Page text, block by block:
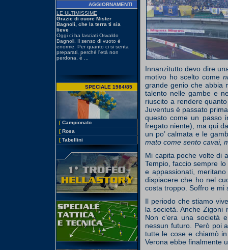
AGGIORNAMENTI
SPECIALE 1984/85
[ Campionato
[ Rosa
[ Tabellini
Innanzitutto devo dire
motivo ho scelto come
grande genio che abbia
talento nelle gambe e
riuscito a rendere
Juventus è passato
questo come un passo
fregato niente), ma qui
un po’ calmata e le
mato come sento cavai,
Mi capita poche volte di
Tempio, faccio sempre
e appassionati,
dispiacere che ho nel
costa troppo. Soffro e mi
Il periodo che stiamo
la società. Anche Zigoni
Non c’era una società
nessun futuro. Però poi
tutte le cose e chiamò
Verona ebbe finalmente